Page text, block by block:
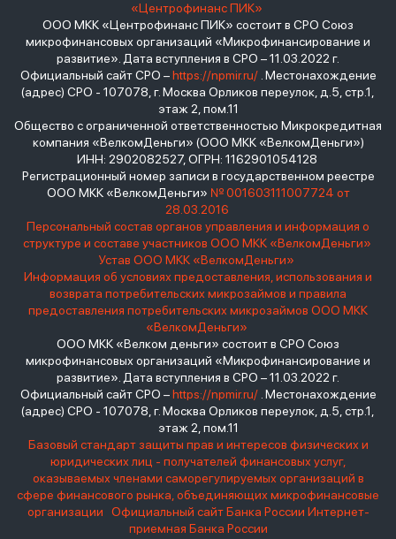
«Центрофинанс ПИК»
ООО МКК «Центрофинанс ПИК» состоит в СРО Союз
микрофинансовых организаций «Микрофинансирование и
развитие». Дата вступления в СРО – 11.03.2022 г.
Официальный сайт СРО –https://npmir.ru/. Местонахождение
(адрес) СРО - 107078, г. Москва Орликов переулок, д.5, стр.1,
этаж 2, пом.11
Общество с ограниченной ответственностью Микрокредитная
компания «ВелкомДеньги» (ООО МКК «ВелкомДеньги»)
ИНН: 2902082527, ОГРН: 1162901054128
Регистрационный номер записи в государственном реестре
ООО МКК «ВелкомДеньги» № 001603111007724 от
28.03.2016
Персональный состав органов управления и информация о
структуре и составе участников ООО МКК «ВелкомДеньги»
Устав ООО МКК «ВелкомДеньги»
Информация об условиях предоставления, использования и
возврата потребительских микрозаймов и правила
предоставления потребительских микрозаймов ООО МКК
«ВелкомДеньги»
ООО МКК «Велком деньги» состоит в СРО Союз
микрофинансовых организаций «Микрофинансирование и
развитие». Дата вступления в СРО – 11.03.2022 г.
Официальный сайт СРО –https://npmir.ru/. Местонахождение
(адрес) СРО - 107078, г. Москва Орликов переулок, д.5, стр.1,
этаж 2, пом.11
Базовый стандарт защиты прав и интересов физических и
юридических лиц - получателей финансовых услуг,
оказываемых членами саморегулируемых организаций в
сфере финансового рынка, объединяющих микрофинансовые
организации
Официальный сайт Банка России Интернет-
приемная Банка России